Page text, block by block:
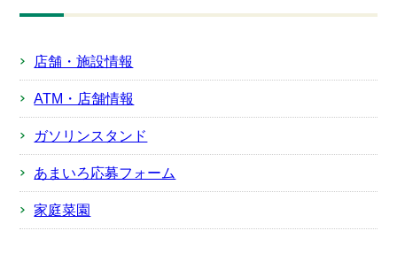
店舗・施設情報
ATM・店舗情報
ガソリンスタンド
あまいろ応募フォーム
家庭菜園